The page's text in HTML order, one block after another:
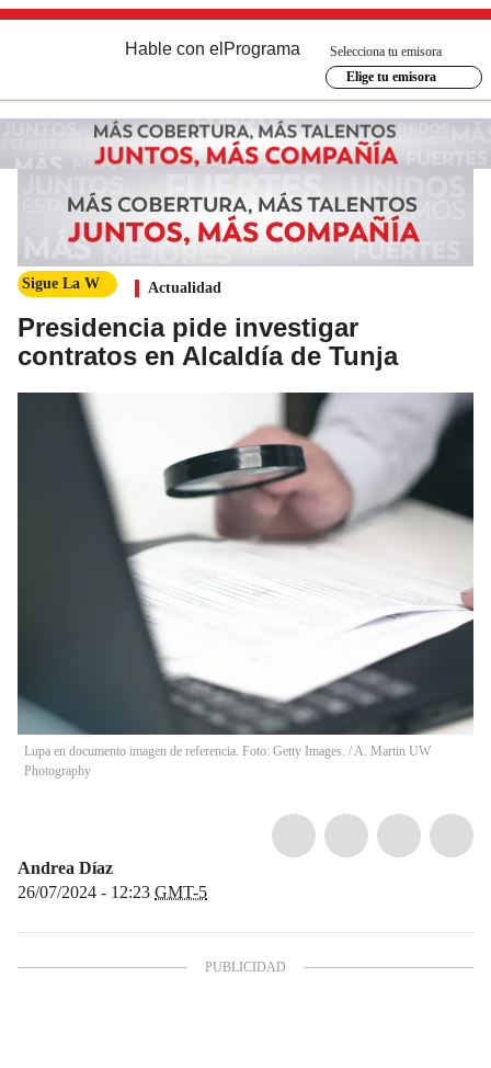
Hable con el Programa
Selecciona tu emisora
Elige tu emisora
Sigue La W Actualidad
Presidencia pide investigar
contratos en Alcaldía de Tunja
Lupa en documento imagen de referencia. Foto: Getty Images. /A. Martin UW
Photography
Andrea Díaz
26/07/2024 - 12:23 GMT-5